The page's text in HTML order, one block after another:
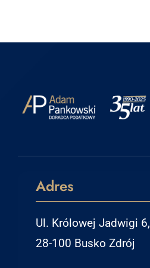
Adres
Ul. Królowej Jadwigi 6,
28-100 Busko Zdrój